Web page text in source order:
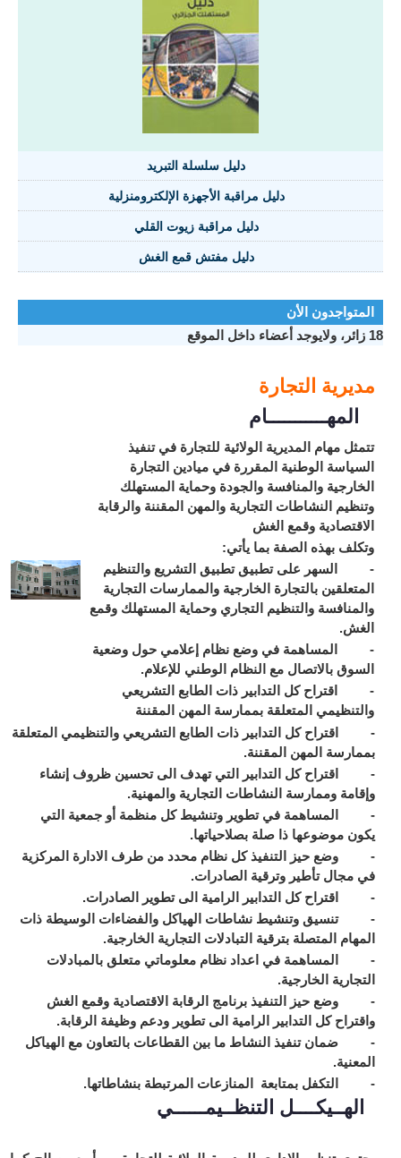
دليل سلسلة التبريد
دليل مراقبة الأجهزة الإلكترومنزلية
دليل مراقبة زيوت القلي
دليل مفتش قمع الغش
المتواجدون الأن
18 زائر، ولايوجد أعضاء داخل الموقع
مديرية التجارة
المهـــــــــــام
تتمثل مهام المديرية الولائية للتجارة في تنفيذ
السياسة الوطنية المقررة في ميادين التجارة
الخارجية والمنافسة والجودة وحماية المستهلك
وتنظيم النشاطات التجارية والمهن المقننة والرقابة
الاقتصادية وقمع الغش
وتكلف بهذه الصفة بما يأتي:
- السهر على تطبيق تطبيق التشريع والتنظيم
المتعلقين بالتجارة الخارجية والممارسات التجارية
والمنافسة والتنظيم التجاري وحماية المستهلك وقمع
الغش.
- المساهمة في وضع نظام إعلامي حول وضعية
السوق بالاتصال مع النظام الوطني للإعلام.
- اقتراح كل التدابير ذات الطابع التشريعي
والتنظيمي المتعلقة بممارسة المهن المقننة
- اقتراح كل التدابير ذات الطابع التشريعي والتنظيمي المتعلقة
بممارسة المهن المقننة.
- اقتراح كل التدابير التي تهدف الى تحسين ظروف إنشاء
وإقامة وممارسة النشاطات التجارية والمهنية.
- المساهمة في تطوير وتنشيط كل منظمة أو جمعية التي
يكون موضوعها ذا صلة بصلاحياتها.
- وضع حيز التنفيذ كل نظام محدد من طرف الادارة المركزية
في مجال تأطير وترقية الصادرات.
- اقتراح كل التدابير الرامية الى تطوير الصادرات.
- تنسيق وتنشيط نشاطات الهياكل والفضاءات الوسيطة ذات
المهام المتصلة بترقية التبادلات التجارية الخارجية.
- المساهمة في اعداد نظام معلوماتي متعلق بالمبادلات
التجارية الخارجية.
- وضع حيز التنفيذ برنامج الرقابة الاقتصادية وقمع الغش
واقتراح كل التدابير الرامية الى تطوير ودعم وظيفة الرقابة.
- ضمان تنفيذ النشاط ما بين القطاعات بالتعاون مع الهياكل
المعنية.
- التكفل بمتابعة المنازعات المرتبطة بنشاطاتها.
الهــيكــــل التنظــيمــــــي